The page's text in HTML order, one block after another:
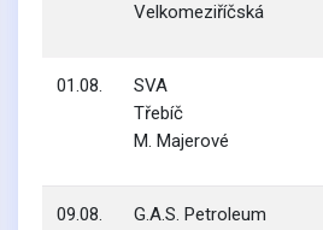
Velkomeziříčská
01.08.
SVA
Třebíč
M. Majerové
09.08.
G.A.S. Petroleum